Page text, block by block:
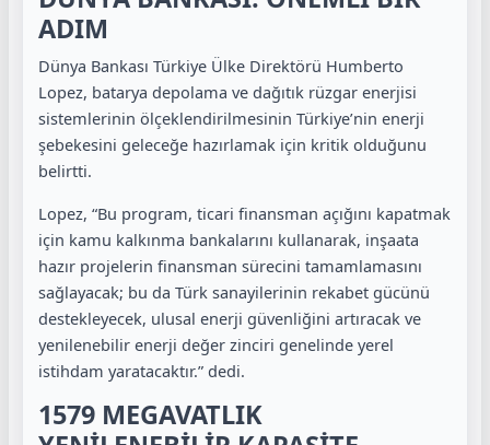
ADIM
Dünya Bankası Türkiye Ülke Direktörü Humberto
Lopez, batarya depolama ve dağıtık rüzgar enerjisi
sistemlerinin ölçeklendirilmesinin Türkiye’nin enerji
şebekesini geleceğe hazırlamak için kritik olduğunu
belirtti.
Lopez, “Bu program, ticari finansman açığını kapatmak
için kamu kalkınma bankalarını kullanarak, inşaata
hazır projelerin finansman sürecini tamamlamasını
sağlayacak; bu da Türk sanayilerinin rekabet gücünü
destekleyecek, ulusal enerji güvenliğini artıracak ve
yenilenebilir enerji değer zinciri genelinde yerel
istihdam yaratacaktır.” dedi.
1579 MEGAVATLIK